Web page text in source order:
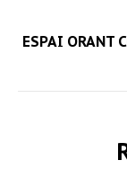
ESPAI ORANT